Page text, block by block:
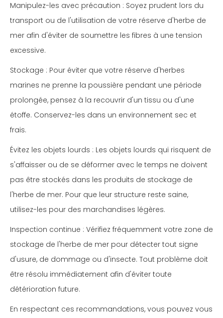
Manipulez-les avec précaution : Soyez prudent lors du
transport ou de l'utilisation de votre réserve d'herbe de
mer afin d'éviter de soumettre les fibres à une tension
excessive.
Stockage : Pour éviter que votre réserve d'herbes
marines ne prenne la poussière pendant une période
prolongée, pensez à la recouvrir d'un tissu ou d'une
étoffe. Conservez-les dans un environnement sec et
frais.
Évitez les objets lourds : Les objets lourds qui risquent de
s'affaisser ou de se déformer avec le temps ne doivent
pas être stockés dans les produits de stockage de
l'herbe de mer. Pour que leur structure reste saine,
utilisez-les pour des marchandises légères.
Inspection continue : Vérifiez fréquemment votre zone de
stockage de l'herbe de mer pour détecter tout signe
d'usure, de dommage ou d'insecte. Tout problème doit
être résolu immédiatement afin d'éviter toute
détérioration future.
En respectant ces recommandations, vous pouvez vous